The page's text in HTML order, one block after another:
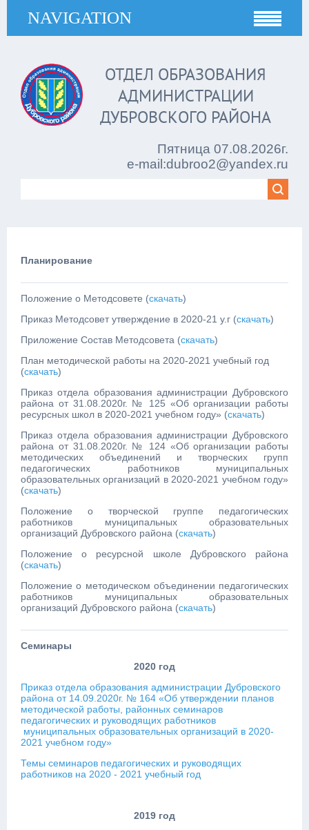
NAVIGATION
ОТДЕЛ ОБРАЗОВАНИЯ
АДМИНИСТРАЦИИ
ДУБРОВСКОГО РАЙОНА
Пятница 07.08.2026г.
e-mail:dubroo2@yandex.ru
Планирование
Положение о Методсовете (скачать)
Приказ Методсовет утверждение в 2020-21 у.г (скачать)
Приложение Состав Методсовета (скачать)
План методической работы на 2020-2021 учебный год
(скачать)
Приказ отдела образования администрации Дубровского
района от 31.08.2020г. № 125 «Об организации работы
ресурсных школ в 2020-2021 учебном году» (скачать)
Приказ отдела образования администрации Дубровского
района от 31.08.2020г. № 124 «Об организации работы
методических объединений и творческих групп
педагогических работников муниципальных
образовательных организаций в 2020-2021 учебном году»
(скачать)
Положение о творческой группе педагогических
работников муниципальных образовательных
организаций Дубровского района (скачать)
Положение о ресурсной школе Дубровского района
(скачать)
Положение о методическом объединении педагогических
работников муниципальных образовательных
организаций Дубровского района (скачать)
Семинары
2020 год
Приказ отдела образования администрации Дубровского
района от 14.09.2020г. № 164 «Об утверждении планов
методической работы, районных семинаров
педагогических и руководящих работников
муниципальных образовательных организаций в 2020-
2021 учебном году»
Темы семинаров педагогических и руководящих
работников на 2020 - 2021 учебный год
2019 год